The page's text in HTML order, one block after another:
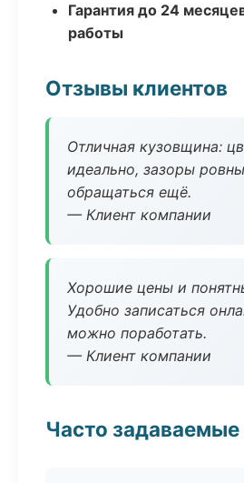
Гарантия до 24
работы
Отзывы клиентов
Отличная кузовщина:
идеально, зазоры
обращаться ещё.
— Клиент компании
Хорошие цены и
Удобно записаться
можно поработать.
— Клиент компании
Часто